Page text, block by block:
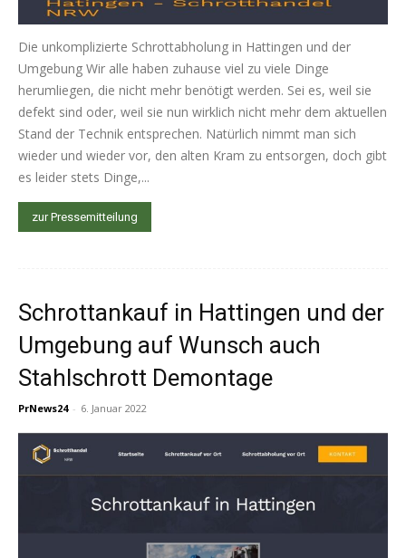
Die unkomplizierte Schrottabholung in Hattingen und der
Umgebung Wir alle haben zuhause viel zu viele Dinge
herumliegen, die nicht mehr benötigt werden. Sei es, weil sie
defekt sind oder, weil sie nun wirklich nicht mehr dem aktuellen
Stand der Technik entsprechen. Natürlich nimmt man sich
wieder und wieder vor, den alten Kram zu entsorgen, doch gibt
es leider stets Dinge,...
zur Pressemitteilung
Schrottankauf in Hattingen und der
Umgebung auf Wunsch auch
Stahlschrott Demontage
PrNews24 - 6. Januar 2022